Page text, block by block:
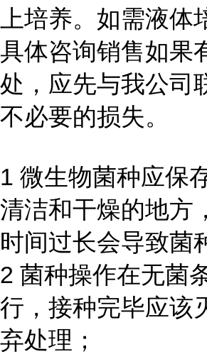
上培养。如需液体
具体咨询销售如果
处，应先与我公司
不必要的损失。
1 微生物菌种应保
清洁和干燥的地方
时间过长会导致菌
2 菌种操作在无菌
行，接种完毕应该
弃处理；